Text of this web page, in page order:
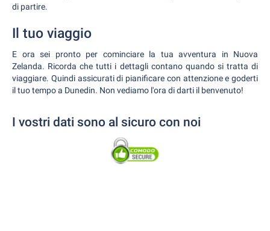
di partire.
Il tuo viaggio
E ora sei pronto per cominciare la tua avventura in Nuova
Zelanda. Ricorda che tutti i dettagli contano quando si tratta di
viaggiare. Quindi assicurati di pianificare con attenzione e goderti
il tuo tempo a Dunedin. Non vediamo l'ora di darti il benvenuto!
I vostri dati sono al sicuro con noi